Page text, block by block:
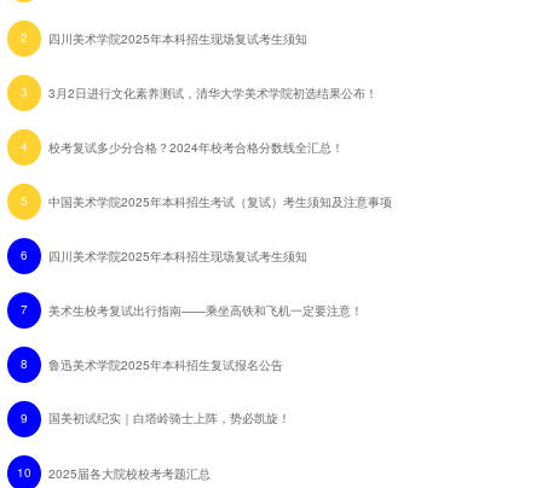
2 四川美术学院2025年本科招生现场复试考生须知
3 3月2日进行文化素养测试，清华大学美术学院初选结果公布！
4 校考复试多少分合格？2024年校考合格分数线全汇总！
5 中国美术学院2025年本科招生考试（复试）考生须知及注意事项
6 四川美术学院2025年本科招生现场复试考生须知
7 美术生校考复试出行指南——乘坐高铁和飞机一定要注意！
8 鲁迅美术学院2025年本科招生复试报名公告
9 国美初试纪实｜白塔岭骑士上阵，势必凯旋！
10 2025届各大院校校考考题汇总